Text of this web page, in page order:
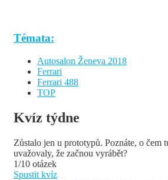
Témata:
Autosalon Ženeva 2018
Ferrari
Ferrari 488
TOP
Kvíz týdne
Zůstalo jen u prototypů. Poznáte, o čem
uvažovaly, že začnou vyrábět?
1/10 otázek
Spustit kvíz